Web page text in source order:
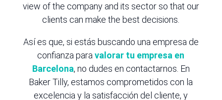
view of the company and its sector so that our
clients can make the best decisions.
Así es que, si estás buscando una empresa de
confianza paravalorar tu empresa en
Barcelona, no dudes en contactarnos. En
Baker Tilly, estamos comprometidos con la
excelencia y la satisfacción del cliente, y